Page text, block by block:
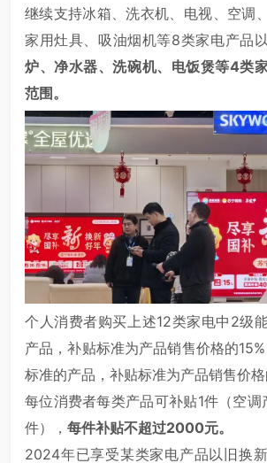
继续支持冰箱、洗衣机、电视、空调
家用灶具、吸油烟机等8类家电产品
炉、净水器、洗碗机、电饭煲等4类
范围。
个人消费者购买上述12类家电中2级
产品，补贴标准为产品销售价格的
标准的产品，补贴标准为产品销售价格
每位消费者每类产品可补贴1件（空
件）， 每件补贴不超过2000元。
2024年已享受某类家电产品以旧换